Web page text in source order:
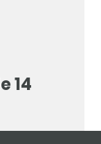
14